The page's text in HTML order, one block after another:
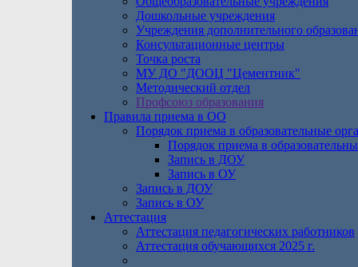
Дошкольные учреждения
Учреждения дополнительного
Консультационные центры
Точка роста
МУ ДО "ДООЦ "Цементник"
Методический отдел
Профсоюз образования
Правила приема в ОО
Порядок приема в образовательные
Порядок приема в
Запись в ДОУ
Запись в ОУ
Запись в ДОУ
Запись в ОУ
Аттестация
Аттестация педагогических работников
Аттестация обучающихся 2025 г.